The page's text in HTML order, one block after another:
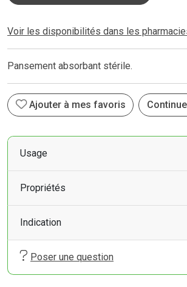
Voir les disponibilités dans les
Pansement absorbant stérile.
Ajouter à mes favoris
Usage
Propriétés
Indication
Poser une question